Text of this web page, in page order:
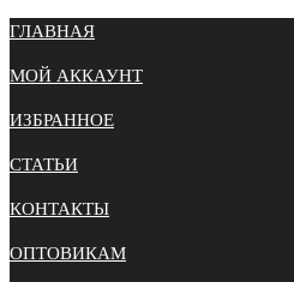
ГЛАВНАЯ
МОЙ АККАУНТ
ИЗБРАННОЕ
СТАТЬИ
КОНТАКТЫ
ОПТОВИКАМ